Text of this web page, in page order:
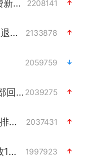
“电影+”如何激发千亿级消费新活力？ 2208141
东航新规：提前14天可免费退改签 2133878
2059759
日本试射“战斧”导弹，国防部回应 2039275
曝韩国足协为外籍裁判员安排色情招待 2037431
四川宜宾市高县4.9级地震致1人死亡 1997923